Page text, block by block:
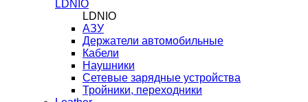
LDNIO
LDNIO
АЗУ
Держатели автомобильные
Кабели
Наушники
Сетевые зарядные устройства
Тройники, переходники